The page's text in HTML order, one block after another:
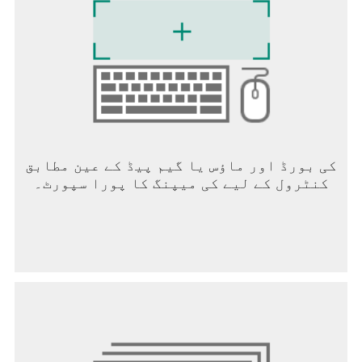
سرکاری طور پر منتخب کردہ سند یافتہ اعلیٰ
معیار کی اور خوبصورت آواز VJ ہر ہفتے گانے
کے ایک مقررہ وقت کے ساتھ۔ آن لائن وی جے
گلوکار مقابلہ اتنا ہی دلچسپ ہے جتنا کسی
// ڈانس ٹیلنٹ شو آپ کے دل میں رقص کرتا ہے //
تمام قسم کے ہاٹ ڈانسنگ بیوٹی وی جے ہیں جن
کی بورڈ اور ماؤس یا گیم پیڈ کے عین مطابق
کنٹرول کے لیے کی میپنگ کا پورا سپورٹ۔